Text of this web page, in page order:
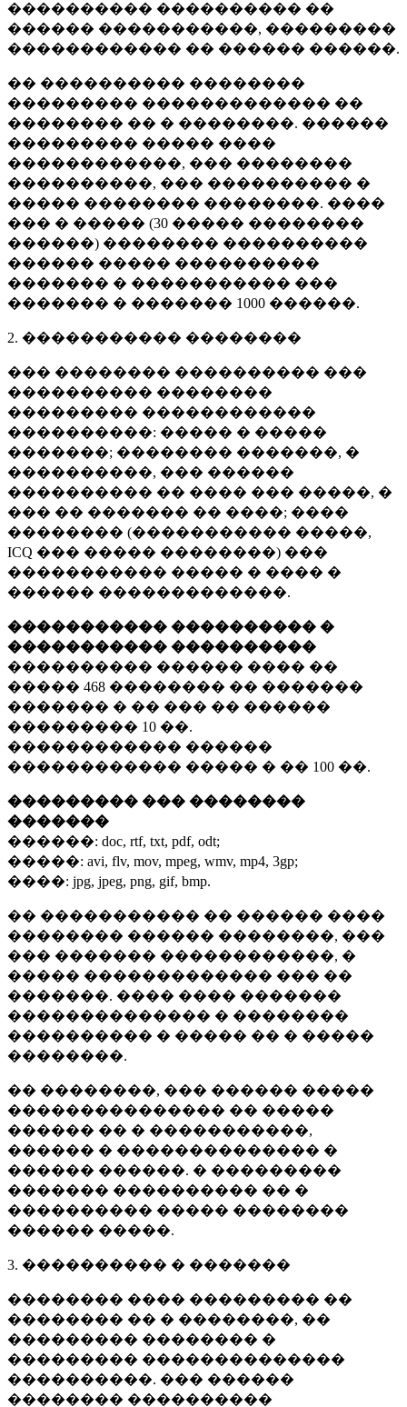
���������� ���������� ��
������ �����������, ���������
������������ �� ������ ������.
�� ���������� ��������
��������� ������������� ��
�������� �� � ��������. ������
��������� ����� ����
������������, ��� ��������
����������, ��� ���������� �
����� �������� ��������. ����
��� � ����� (30 ����� ��������
������) �������� ����������
������ ����� ����������
������� � ����������� ���
������� � ������� 1000 ������.
2. ����������� ��������
��� �������� ���������� ���
���������� ��������
��������� ������������
����������: ����� � �����
�������; �������� �������, �
����������, ��� ������
���������� �� ���� ��� �����, �
��� �� ������� �� ����; ����
�������� (����������� �����,
ICQ ��� ����� ��������) ���
����������� ����� � ���� �
������ �������������.
����������� ���������� �
����������� ����������
���������� ������ ���� ��
����� 468 �������� �� �������
������� � �� ��� �� ������
��������� 10 ��.
������������ ������
������������ ����� � �� 100 ��.
��������� ��� ��������
�������
������: doc, rtf, txt, pdf, odt;
�����: avi, flv, mov, mpeg, wmv, mp4, 3gp;
����: jpg, jpeg, png, gif, bmp.
�� ����������� �� ������ ����
�������� ������ ��������, ���
��� ������� ������������, �
����� ������������� ��� ��
�������. ���� ���� �������
�������������� � ��������
���������� � ����� �� � �����
��������.
�� ��������, ��� ������ �����
��������������� �� �����
������ �� � �����������,
������ � �������������� �
������ ������. � ���������
������� ���������� �� �
���������� ����� ��������
������ �����.
3. ���������� � �������
�������� ���� ��������� ��
�������� �� � ��������, ��
��������� �������� �
��������� ��������������
����������. ��� ������
�������� ����������